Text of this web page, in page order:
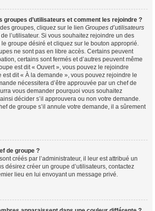
groupes d’utilisateurs et comment les rejoindre ?
groupes, cliquez sur le lien Groupes d’utilisateurs
l’utilisateur. Si vous souhaitez rejoindre un des
groupe désiré et cliquez sur le bouton approprié.
ne sont pas en libre accès. Certains peuvent
certains sont fermés et d’autres peuvent même
est dit « Ouvert », vous pouvez le rejoindre
est dit « À la demande », vous pouvez rejoindre le
nécessitera d’être approuvée par un chef de
vous demander pourquoi vous souhaitez
décider s’il approuvera ou non votre demande.
de groupe s’il annule votre demande, il a sûrement
de groupe ?
créés par l’administrateur, il leur est attribué un
désirez créer un groupe d’utilisateurs, contactez
lieu en lui envoyant un message privé.